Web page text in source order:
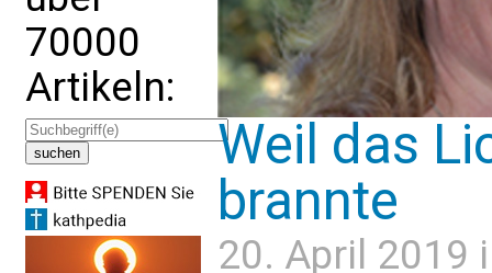
70000
Artikeln:
Weil das
brannte
20. April 2019